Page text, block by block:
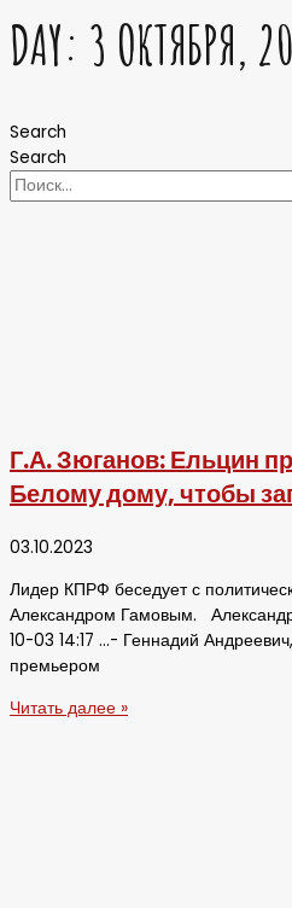
DAY: 3 ОКТЯБРЯ,
Search
Search
Г.А. Зюганов: Ельцин
Белому дому, чтобы
03.10.2023
Лидер КПРФ беседует с
Александром Гамовым.
10-03 14:17 …- Геннадий
премьером
Читать далее »